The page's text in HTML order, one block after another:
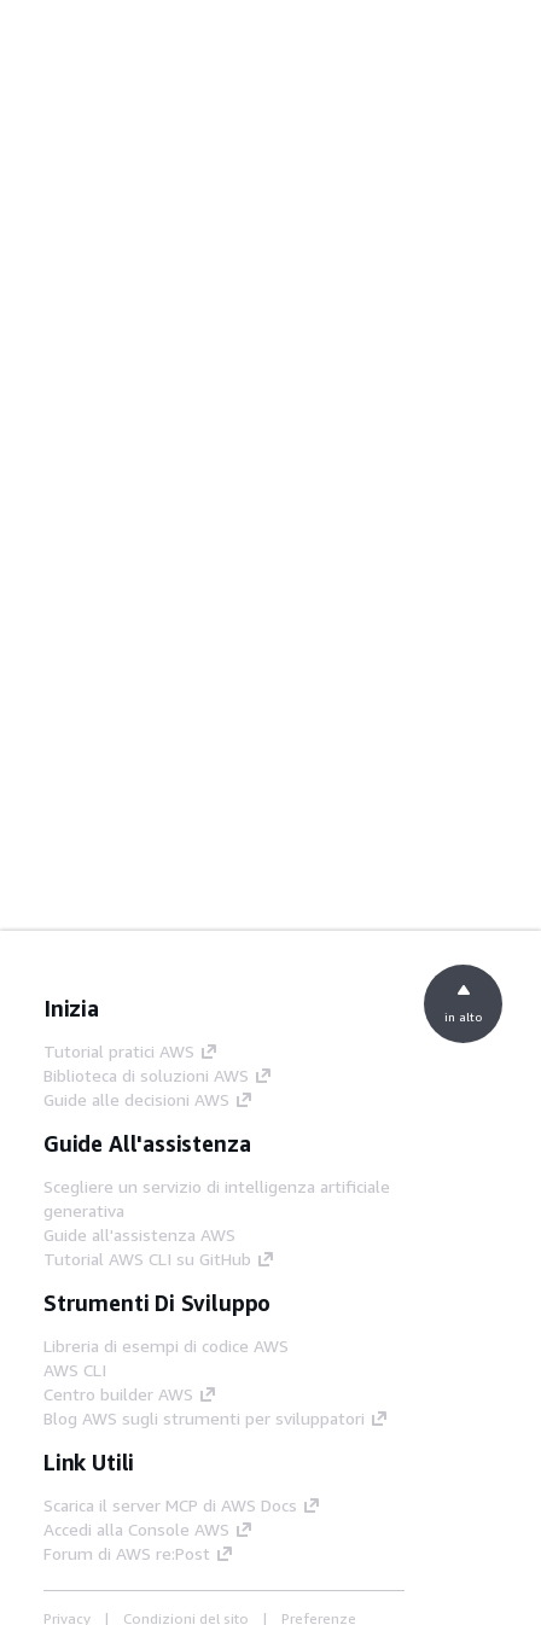
Inizia
Tutorial pratici AWS
Biblioteca di soluzioni AWS
Guide alle decisioni AWS
Guide All'assistenza
Scegliere un servizio di intelligenza artificiale
generativa
Guide all'assistenza AWS
Tutorial AWS CLI su GitHub
Strumenti Di Sviluppo
Libreria di esempi di codice AWS
AWS CLI
Centro builder AWS
Blog AWS sugli strumenti per sviluppatori
Link Utili
Scarica il server MCP di AWS Docs
Accedi alla Console AWS
Forum di AWS re:Post
Privacy Condizioni del sito Preferenze
in alto